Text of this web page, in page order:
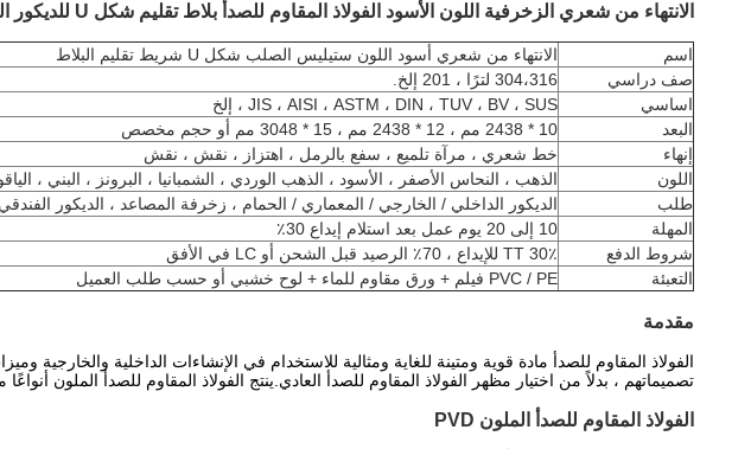
الانتهاء من شعري الزخرفية اللون الأسود الفولاذ المقاوم للصدأ بلاط تقليم شكل U للديكور الداخلي
اسم
الانتهاء من شعري أسود اللون ستيليس الصلب شكل U شريط تقليم البلاط
صف دراسي
304،316 لترًا ، 201 إلخ.
اساسي
JIS ، AISI ، ASTM ، DIN ، TUV ، BV ، SUS ، إلخ
البعد
10 * 2438 مم ، 12 * 2438 مم ، 15 * 3048 مم أو حجم مخصص
إنهاء
خط شعري ، مرآة تلميع ، سفع بالرمل ، اهتزاز ، نقش ، نقش
اللون
الذهب ، النحاس الأصفر ، الأسود ، الذهب الوردي ، الشمبانيا ، البرونز ، البني ،
طلب
الديكور الداخلي / الخارجي / المعماري / الحمام ، زخرفة المصاعد ، الديكور
المهلة
10 إلى 20 يوم عمل بعد استلام إيداع 30٪
شروط الدفع
30٪ TT للإيداع ، 70٪ الرصيد قبل الشحن أو LC في الأفق
التعبئة
PVC / PE فيلم + ورق مقاوم للماء + لوح خشبي أو حسب طلب العميل
مقدمة
الفولاذ المقاوم للصدأ مادة قوية ومتينة للغاية ومثالية للاستخدام في الإنشاءات الداخلية
تصميماتهم ، بدلاً من اختيار مظهر الفولاذ المقاوم للصدأ العادي.ينتج الفولاذ المقاوم للصدأ الملون
الفولاذ المقاوم للصدأ الملون PVD